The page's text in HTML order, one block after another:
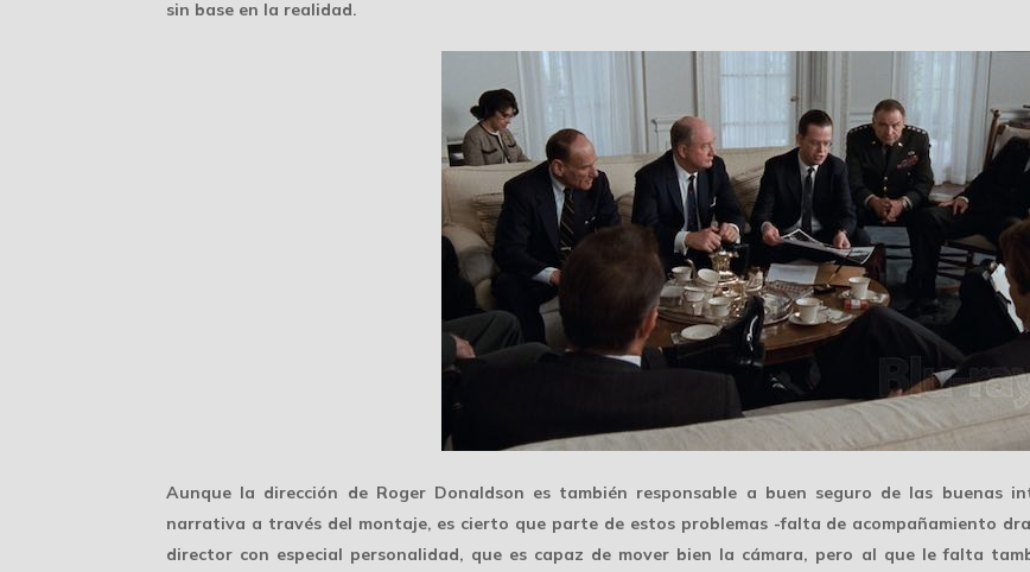
sin base en la realidad.
Aunque la dirección de Roger Donaldson es también responsable a buen seguro de las buenas
narrativa a través del montaje, es cierto que parte de estos problemas -falta de acompañamiento
director con especial personalidad, que es capaz de mover bien la cámara, pero al que le falta